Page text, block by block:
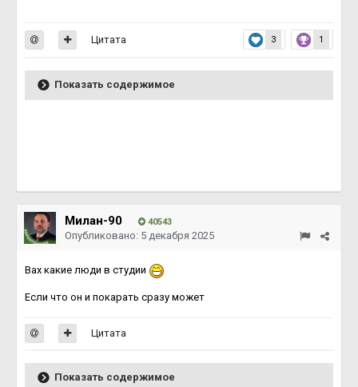
3 1
Цитата
Показать содержимое
Милан-90 40543
Опубликовано: 5 декабря 2025
Вах какие люди в студии
Если что он и покарать сразу может
Цитата
Показать содержимое